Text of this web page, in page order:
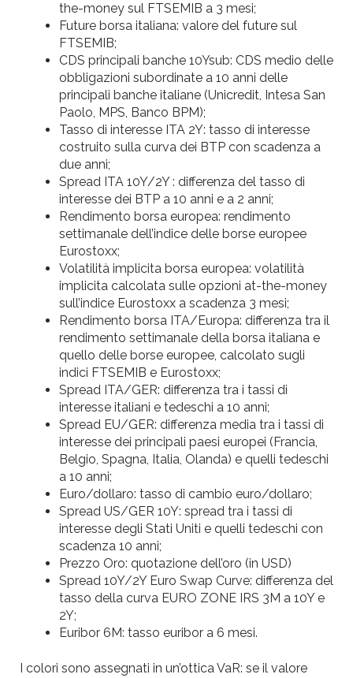
the-money sul FTSEMIB a 3 mesi;
Future borsa italiana: valore del future sul
FTSEMIB;
CDS principali banche 10Ysub: CDS medio delle
obbligazioni subordinate a 10 anni delle
principali banche italiane (Unicredit, Intesa San
Paolo, MPS, Banco BPM);
Tasso di interesse ITA 2Y: tasso di interesse
costruito sulla curva dei BTP con scadenza a
due anni;
Spread ITA 10Y/2Y : differenza del tasso di
interesse dei BTP a 10 anni e a 2 anni;
Rendimento borsa europea: rendimento
settimanale dell’indice delle borse europee
Eurostoxx;
Volatilità implicita borsa europea: volatilità
implicita calcolata sulle opzioni at-the-money
sull’indice Eurostoxx a scadenza 3 mesi;
Rendimento borsa ITA/Europa: differenza tra il
rendimento settimanale della borsa italiana e
quello delle borse europee, calcolato sugli
indici FTSEMIB e Eurostoxx;
Spread ITA/GER: differenza tra i tassi di
interesse italiani e tedeschi a 10 anni;
Spread EU/GER: differenza media tra i tassi di
interesse dei principali paesi europei (Francia,
Belgio, Spagna, Italia, Olanda) e quelli tedeschi
a 10 anni;
Euro/dollaro: tasso di cambio euro/dollaro;
Spread US/GER 10Y: spread tra i tassi di
interesse degli Stati Uniti e quelli tedeschi con
scadenza 10 anni;
Prezzo Oro: quotazione dell’oro (in USD)
Spread 10Y/2Y Euro Swap Curve: differenza del
tasso della curva EURO ZONE IRS 3M a 10Y e
2Y;
Euribor 6M: tasso euribor a 6 mesi.
I colori sono assegnati in un’ottica VaR: se il valore